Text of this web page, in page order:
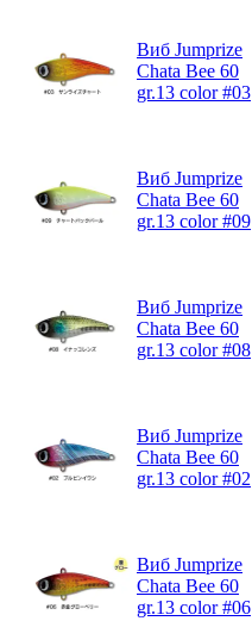
Виб Jumprize
Chata Bee 60
gr.13 color #03
Виб Jumprize
Chata Bee 60
gr.13 color #09
Виб Jumprize
Chata Bee 60
gr.13 color #08
Виб Jumprize
Chata Bee 60
gr.13 color #02
Виб Jumprize
Chata Bee 60
gr.13 color #06